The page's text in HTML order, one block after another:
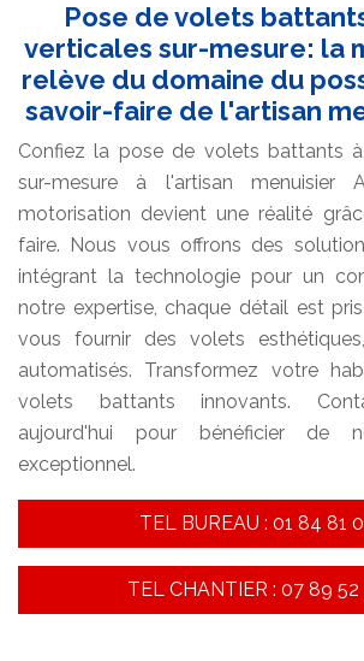
Pose de volets
verticales sur-mesure: la
relève du domaine du
savoir-faire de l'artisan
Confiez la pose de volets battants
sur-mesure à l'artisan
motorisation devient une réalité
faire. Nous vous offrons des
intégrant la technologie pour un
notre expertise, chaque détail est
vous fournir des volets
automatisés. Transformez votre
volets battants innovants.
aujourd'hui pour bénéficier de
exceptionnel.
TEL BUREAU : 01 84 81
TEL CHANTIER : 07 89 52